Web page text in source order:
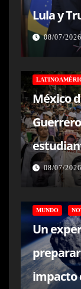
Lula y
08/07/2026
México
08/07/2026
MUNDO
Un
impacto